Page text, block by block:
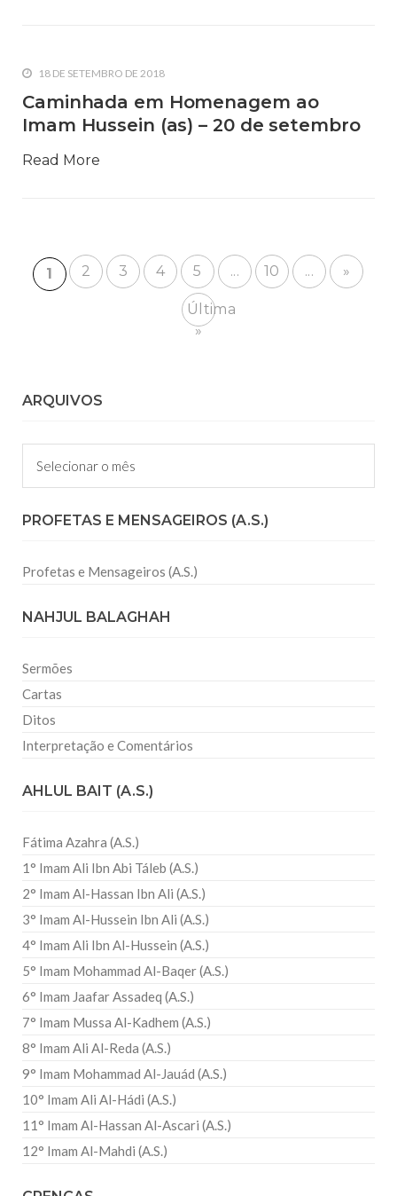
18 DE SETEMBRO DE 2018
Caminhada em Homenagem ao
Imam Hussein (as) – 20 de setembro
Read More
1 2 3 4 5 ... 10 ... »
Última
»
ARQUIVOS
Arquivos
PROFETAS E MENSAGEIROS (A.S.)
Profetas e Mensageiros (A.S.)
NAHJUL BALAGHAH
Sermões
Cartas
Ditos
Interpretação e Comentários
AHLUL BAIT (A.S.)
Fátima Azahra (A.S.)
1° Imam Ali Ibn Abi Táleb (A.S.)
2° Imam Al-Hassan Ibn Ali (A.S.)
3° Imam Al-Hussein Ibn Ali (A.S.)
4° Imam Ali Ibn Al-Hussein (A.S.)
5° Imam Mohammad Al-Baqer (A.S.)
6° Imam Jaafar Assadeq (A.S.)
7° Imam Mussa Al-Kadhem (A.S.)
8° Imam Ali Al-Reda (A.S.)
9° Imam Mohammad Al-Jauád (A.S.)
10° Imam Ali Al-Hádi (A.S.)
11° Imam Al-Hassan Al-Ascari (A.S.)
12° Imam Al-Mahdi (A.S.)